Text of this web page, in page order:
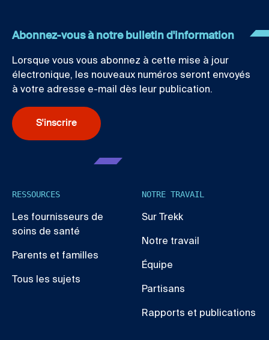
Abonnez-vous à notre bulletin d'information
Lorsque vous vous abonnez à cette mise à jour
électronique, les nouveaux numéros seront envoyés
à votre adresse e-mail dès leur publication.
S'inscrire
RESSOURCES
Les fournisseurs de
soins de santé
Parents et familles
Tous les sujets
NOTRE TRAVAIL
Sur Trekk
Notre travail
Équipe
Partisans
Rapports et publications